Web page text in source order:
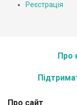
Реєстрація
Про
Про сайт